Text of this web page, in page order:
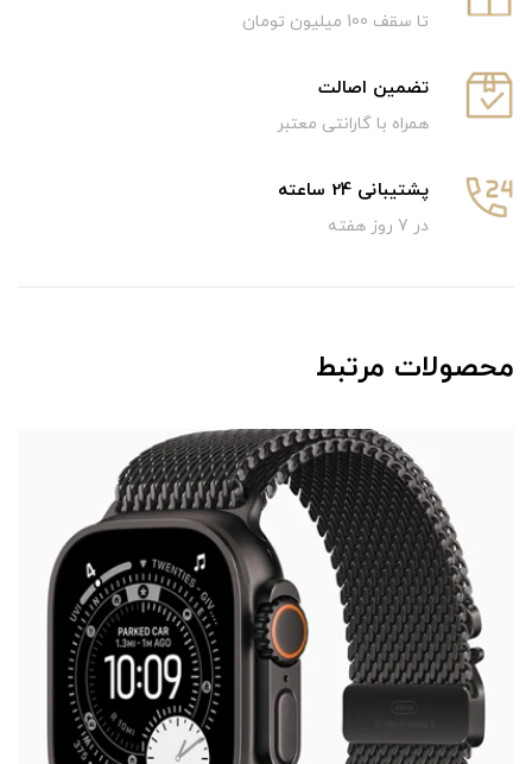
تا سقف 100 میلیون تومان
تضمین اصالت
همراه با گارانتی معتبر
پشتیبانی 24 ساعته
در 7 روز هفته
محصولات مرتبط